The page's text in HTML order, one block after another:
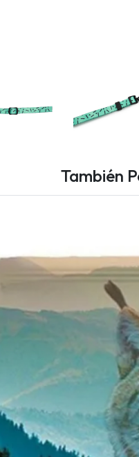
También